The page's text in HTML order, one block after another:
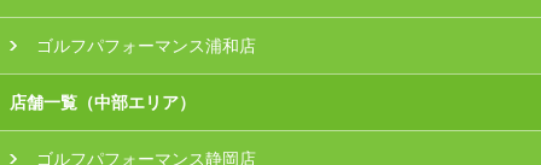
ゴルフパフォーマンス浦和店
店舗一覧（中部エリア）
ゴルフパフォーマンス静岡店